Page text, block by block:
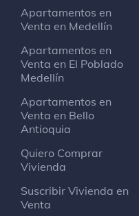
Apartamentos en
Venta en Medellín
Apartamentos en
Venta en El Poblado
Medellín
Apartamentos en
Venta en Bello
Antioquia
Quiero Comprar
Vivienda
Suscribir Vivienda en
Venta